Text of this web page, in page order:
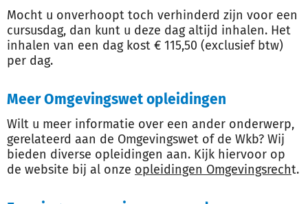
Mocht u onverhoopt toch verhinderd zijn voor een
cursusdag, dan kunt u deze dag altijd inhalen. Het
inhalen van een dag kost € 115,50 (exclusief btw)
per dag.
Meer Omgevingswet opleidingen
Wilt u meer informatie over een ander onderwerp,
gerelateerd aan de Omgevingswet of de Wkb? Wij
bieden diverse opleidingen aan. Kijk hiervoor op
de website bij al onze opleidingen Omgevingsrecht.